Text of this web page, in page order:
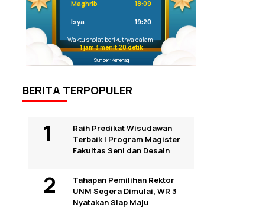
Maghrib 18:09
Isya 19:20
Waktu sholat berikutnya dalam:
1 jam 3 menit 20 detik
Sumber: Kemenag
BERITA TERPOPULER
Raih Predikat Wisudawan
Terbaik I Program Magister
Fakultas Seni dan Desain
Tahapan Pemilihan Rektor
UNM Segera Dimulai, WR 3
Nyatakan Siap Maju